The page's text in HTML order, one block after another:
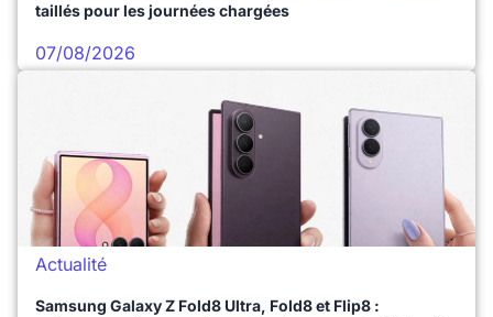
taillés pour les journées chargées
07/08/2026
Actualité
Samsung Galaxy Z Fold8 Ultra, Fold8 et Flip8 :